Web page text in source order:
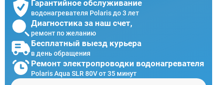
Гарантийное обслуживание
водонагревателя Polaris до 3 лет
Диагностика за наш счет,
ремонт по желанию
Бесплатный выезд курьера
в день обращения
Ремонт электропроводки водонагревателя
Polaris Aqua SLR 80V от 35 минут